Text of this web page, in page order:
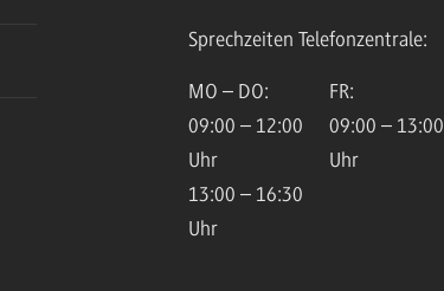
Sprechzeiten Telefonzentrale:
MO – DO:
09:00 – 12:00
Uhr
13:00 – 16:30
Uhr
FR:
09:00 – 13:00
Uhr